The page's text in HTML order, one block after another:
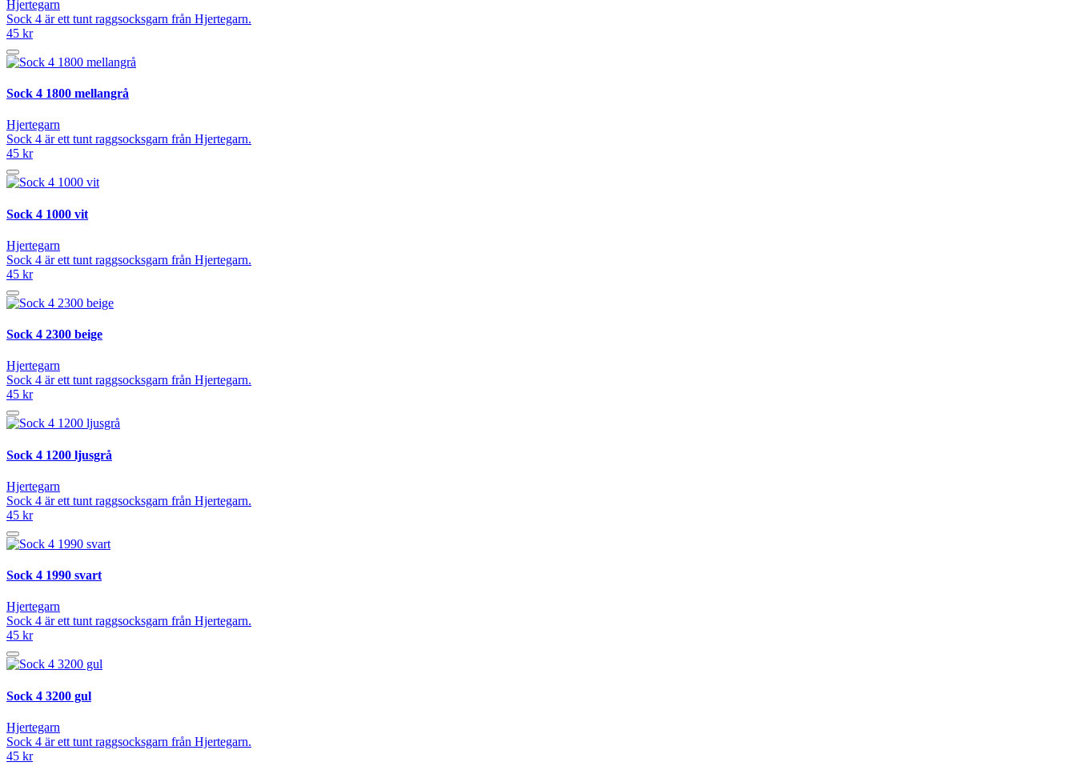
Hjertegarn
Sock 4 är ett tunt raggsocksgarn från Hjertegarn.
45 kr
Sock 4 1800 mellangrå
Hjertegarn
Sock 4 är ett tunt raggsocksgarn från Hjertegarn.
45 kr
Sock 4 1000 vit
Hjertegarn
Sock 4 är ett tunt raggsocksgarn från Hjertegarn.
45 kr
Sock 4 2300 beige
Hjertegarn
Sock 4 är ett tunt raggsocksgarn från Hjertegarn.
45 kr
Sock 4 1200 ljusgrå
Hjertegarn
Sock 4 är ett tunt raggsocksgarn från Hjertegarn.
45 kr
Sock 4 1990 svart
Hjertegarn
Sock 4 är ett tunt raggsocksgarn från Hjertegarn.
45 kr
Sock 4 3200 gul
Hjertegarn
Sock 4 är ett tunt raggsocksgarn från Hjertegarn.
45 kr